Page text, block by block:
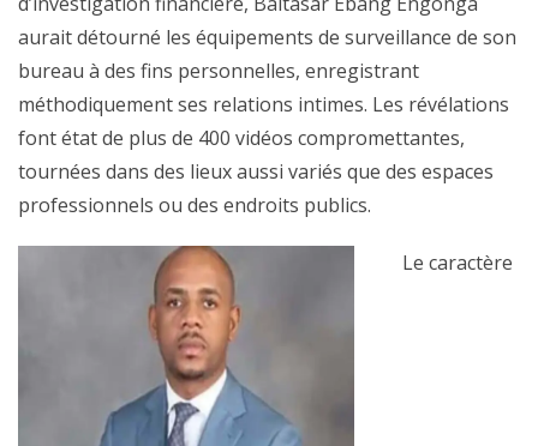
aurait détourné les équipements de surveillance de son
bureau à des fins personnelles, enregistrant
méthodiquement ses relations intimes. Les révélations
font état de plus de 400 vidéos compromettantes,
tournées dans des lieux aussi variés que des espaces
professionnels ou des endroits publics.
Le caractère